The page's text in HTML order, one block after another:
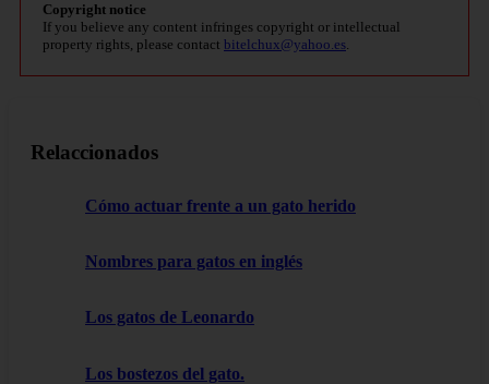
Copyright notice
If you believe any content infringes copyright or intellectual
property rights, please contact bitelchux@yahoo.es.
Relaccionados
Cómo actuar frente a un gato herido
Nombres para gatos en inglés
Los gatos de Leonardo
Los bostezos del gato.